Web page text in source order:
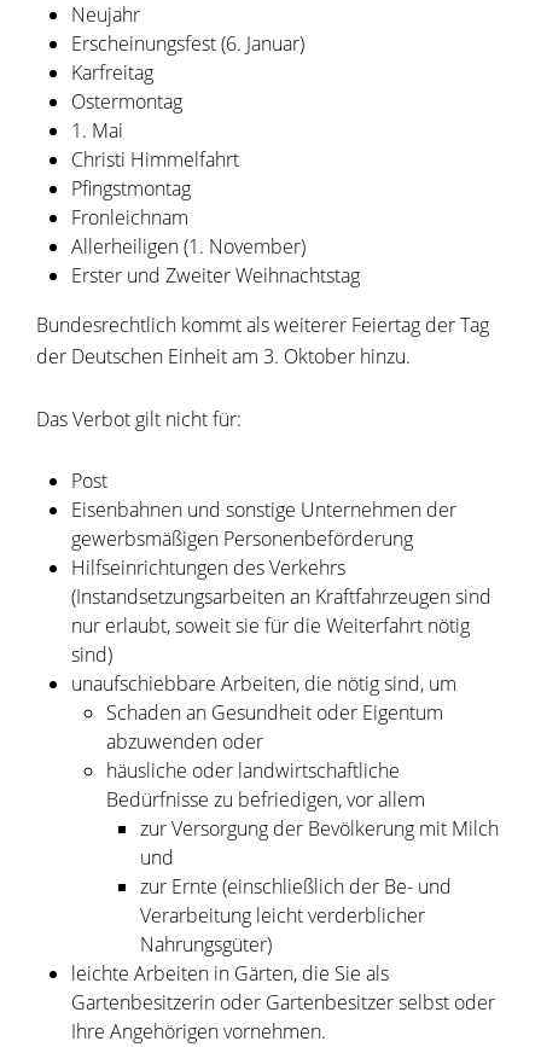
Neujahr
Erscheinungsfest (6. Januar)
Karfreitag
Ostermontag
1. Mai
Christi Himmelfahrt
Pfingstmontag
Fronleichnam
Allerheiligen (1. November)
Erster und Zweiter Weihnachtstag
Bundesrechtlich kommt als weiterer Feiertag der Tag
der Deutschen Einheit am 3. Oktober hinzu.
Das Verbot gilt nicht für:
Post
Eisenbahnen und sonstige Unternehmen der
gewerbsmäßigen Personenbeförderung
Hilfseinrichtungen des Verkehrs
(Instandsetzungsarbeiten an Kraftfahrzeugen sind
nur erlaubt, soweit sie für die Weiterfahrt nötig
sind)
unaufschiebbare Arbeiten, die nötig sind, um
Schaden an Gesundheit oder Eigentum
abzuwenden oder
häusliche oder landwirtschaftliche
Bedürfnisse zu befriedigen, vor allem
zur Versorgung der Bevölkerung mit Milch
und
zur Ernte (einschließlich der Be- und
Verarbeitung leicht verderblicher
Nahrungsgüter)
leichte Arbeiten in Gärten, die Sie als
Gartenbesitzerin oder Gartenbesitzer selbst oder
Ihre Angehörigen vornehmen.